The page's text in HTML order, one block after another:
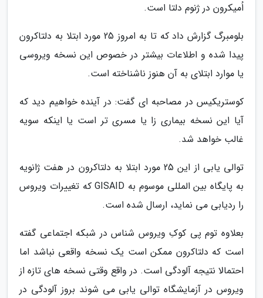
اُمیکرون در ژنوم دلتا است.
بلومبرگ گزارش داد که تا به امروز 25 مورد ابتلا به دلتاکرون
پیدا شده و اطلاعات بیشتر در خصوص این نسخه ویروسی
یا موارد ابتلای به آن هنوز ناشناخته است.
کوستریکیس در مصاحبه ای گفت: در آینده خواهیم دید که
آیا این نسخه بیماری زا یا مسری تر است یا اینکه سویه
غالب خواهد شد.
توالی یابی از این 25 مورد ابتلا به دلتاکرون در هفت ژانویه
به پایگاه بین المللی موسوم به GISAID که تغییرات ویروس
را ردیابی می نماید، ارسال شده است.
بعلاوه توم پی کوکِ ویروس شناس در شبکه اجتماعی گفته
است که دلتاکرون ممکن است یک نسخه واقعی نباشد اما
احتمالا نتیجه آلودگی است. در واقع وقتی نسخه های تازه از
ویروس در آزمایشگاه توالی یابی می شوند بروز آلودگی در